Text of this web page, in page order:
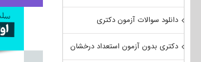
دانلود سوالات آزمون دکتری
دکتری بدون آزمون استعداد درخشان